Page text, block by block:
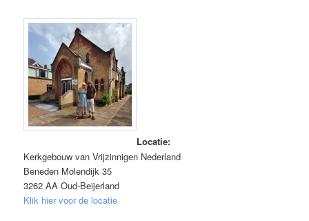
Locatie:
Kerkgebouw van Vrijzinnigen Nederland
Beneden Molendijk 35
3262 AA Oud-Beijerland
Klik hier voor de locatie